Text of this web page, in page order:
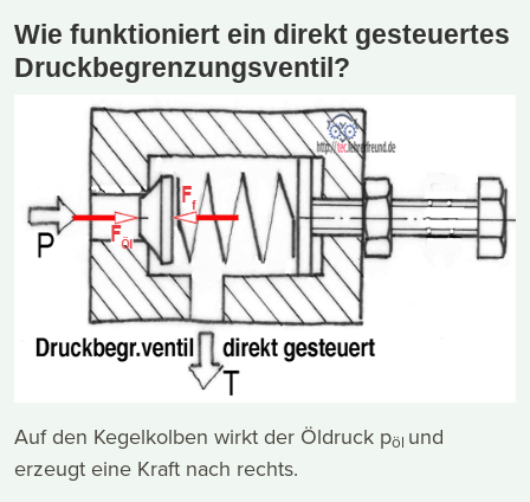
Wie funktioniert ein direkt gesteuertes
Druckbegrenzungsventil?
Auf den Kegelkolben wirkt der Öldruck pöl und
erzeugt eine Kraft nach rechts.